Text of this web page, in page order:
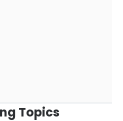
Topics